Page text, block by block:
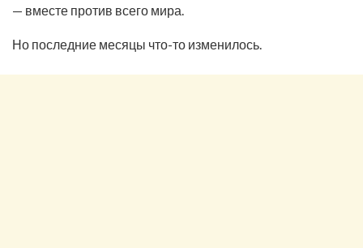
— вместе против всего мира.
Но последние месяцы что-то изменилось.